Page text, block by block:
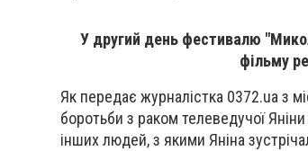
У другий день фестивалю
фільму
Як передає журналістка 0372.ua з
боротьби з раком телеведучої
інших людей, з якими Яніна